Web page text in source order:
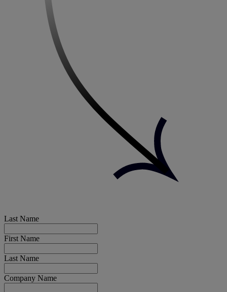
Last Name
First Name
Last Name
Company Name